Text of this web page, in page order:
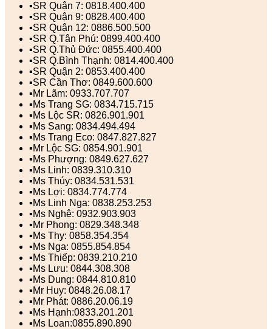
▪️SR Quận 7: 0818.400.400
▪️SR Quận 9: 0828.400.400
▪️SR Quận 12: 0886.500.500
▪️SR Q.Tân Phú: 0899.400.400
▪️SR Q.Thủ Đức: 0855.400.400
▪️SR Q.Bình Thạnh: 0814.400.400
▪️SR Quận 2: 0853.400.400
▪️SR Cần Thơ: 0849.600.600
▪️Mr Lãm: 0933.707.707
▪️Ms Trang SG: 0834.715.715
▪️Ms Lộc SR: 0826.901.901
▪️Ms Sang: 0834.494.494
▪️Ms Trang Eco: 0847.827.827
▪️Mr Lộc SG: 0854.901.901
▪️Ms Phượng: 0849.627.627
▪️Ms Linh: 0839.310.310
▪️Ms Thúy: 0834.531.531
▪️Ms Lợi: 0834.774.774
▪️Ms Linh Nga: 0838.253.253
▪️Ms Nghệ: 0932.903.903
▪️Mr Phong: 0829.348.348
▪️Ms Thy: 0858.354.354
▪️Ms Nga: 0855.854.854
▪️Ms Thiếp: 0839.210.210
▪️Ms Lưu: 0844.308.308
▪️Ms Dung: 0844.810.810
▪️Mr Huy: 0848.26.08.17
▪️Mr Phát: 0886.20.06.19
▪️Ms Hạnh:0833.201.201
▪️Ms Loan:0855.890.890